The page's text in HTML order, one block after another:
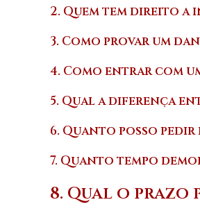
2. Quem tem direito
3. Como provar um
4. Como entrar com
5. Qual a diferença
6. Quanto posso
7. Quanto tempo
8. Qual o prazo